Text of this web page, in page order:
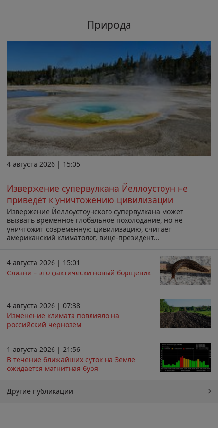
Природа
4 августа 2026 | 15:05
Извержение супервулкана Йеллоустоун не
приведёт к уничтожению цивилизации
Извержение Йеллоустоунского супервулкана может
вызвать временное глобальное похолодание, но не
уничтожит современную цивилизацию, считает
американский климатолог, вице-президент...
4 августа 2026 | 15:01
Слизни – это фактически новый борщевик
4 августа 2026 | 07:38
Изменение климата повлияло на
российский чернозём
1 августа 2026 | 21:56
В течение ближайших суток на Земле
ожидается магнитная буря
Другие публикации